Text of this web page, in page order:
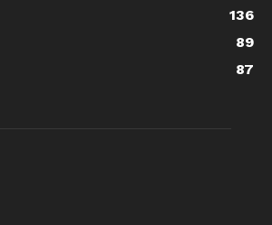
136
89
87